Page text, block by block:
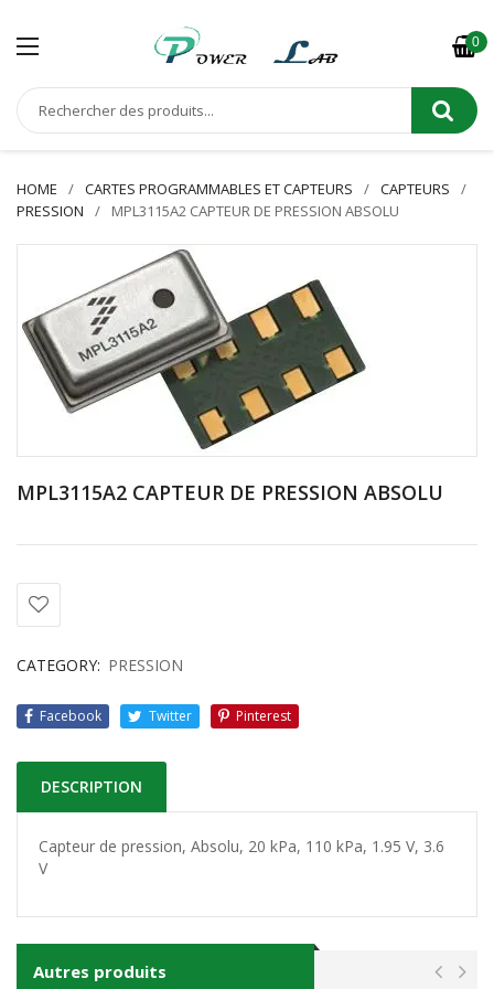
0
HOME CARTES PROGRAMMABLES ET CAPTEURS
CAPTEURS
PRESSION
MPL3115A2 CAPTEUR DE PRESSION ABSOLU
MPL3115A2 CAPTEUR DE PRESSION ABSOLU
CATEGORY: PRESSION
Facebook Twitter Pinterest
DESCRIPTION
Capteur de pression, Absolu, 20 kPa, 110 kPa, 1.95 V, 3.6
V
Autres produits